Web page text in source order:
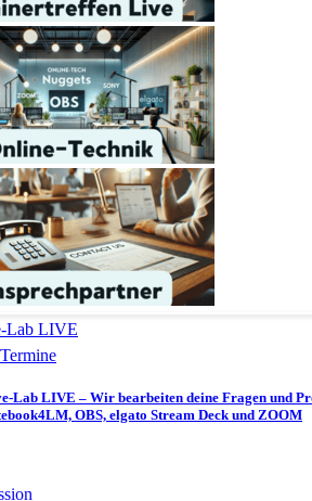
Lab LIVE
Lab LIVE – Wir bearbeiten deine Fragen und
OBS, elgato Stream Deck und ZOOM